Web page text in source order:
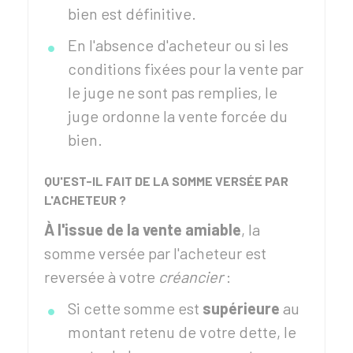
bien est définitive.
En l'absence d'acheteur ou si les
conditions fixées pour la vente par
le juge ne sont pas remplies, le
juge ordonne la vente forcée du
bien.
QU'EST-IL FAIT DE LA SOMME VERSÉE PAR
L'ACHETEUR ?
À l'issue de la vente amiable, la
somme versée par l'acheteur est
reversée à votre créancier:
Si cette somme est supérieure au
montant retenu de votre dette, le